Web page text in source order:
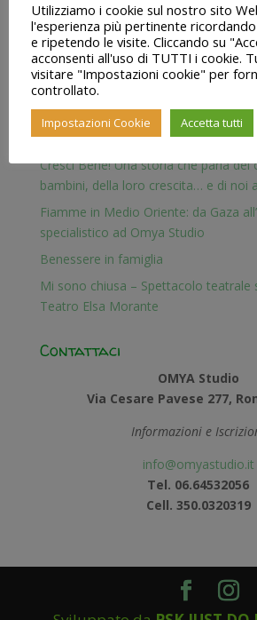
Articoli recenti
Qigong e Tai Chi al mare con Omya
Cresci Bene! Una storia che parla del
bambini, della loro crescita… e di noi
Fiamme in Medio Oriente: da Gaza
specialistico ad Omya Studio
Benessere in famiglia
Mi sono chiusa – Spettacolo teatrale
Teatro Elsa Morante
Contattaci
OMYA Studio
Via Cesare Pavese 277,
Informazioni e
info@omyastudio.it
Tel. 06.64532056
Cell. 350.0320319
Utilizziamo i cookie sul nostro sito
l'esperienza più pertinente
e ripetendo le visite. Cliccando su
acconsenti all'uso di TUTTI i cookie.
visitare "Impostazioni cookie" per
controllato.
Impostazioni Cookie Accetta tutti